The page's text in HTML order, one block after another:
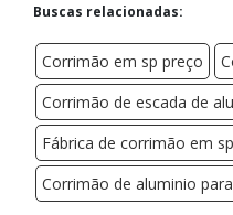
Buscas relacionadas:
Corrimão em sp preço
Corrimão de escada de
Fábrica de corrimão em sp
Corrimão de aluminio